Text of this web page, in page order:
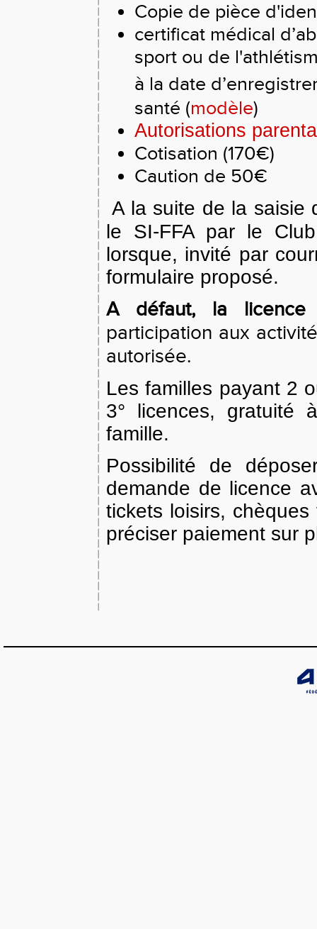
Copie de pièce
certificat médical
sport ou de
à la date
santé (modèle)
Autorisations
Cotisation (170€)
Caution de 50€
A la suite de la saisie
le SI-FFA par le
lorsque, invité par
formulaire proposé.
A défaut, la licence
participation aux
autorisée.
Les familles payant 2
3° licences, gratuité
famille.
Possibilité de
demande de licence
tickets loisirs,
préciser paiement sur